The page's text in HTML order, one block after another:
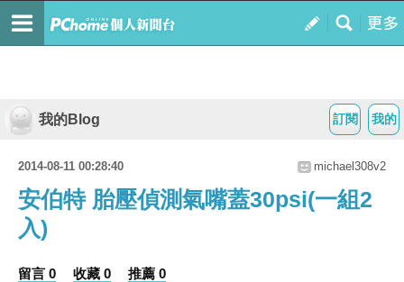
我的
訂閱
我的Blog
2014-08-11 00:28:40 michael308v2
安伯特 胎壓偵測氣嘴蓋30psi(一組2
入)
留言 0 收藏 0 推薦 0